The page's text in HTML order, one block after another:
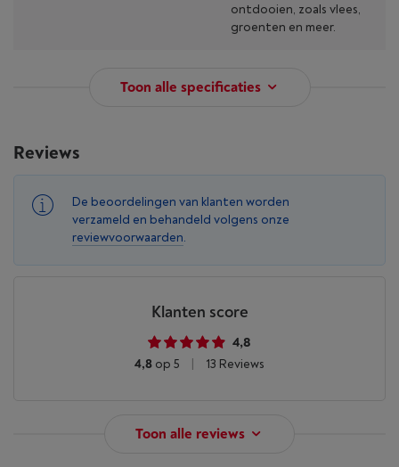
ontdooien, zoals vlees,
groenten en meer.
Toon alle specificaties
Reviews
De beoordelingen van klanten worden
verzameld en behandeld volgens onze
reviewvoorwaarden.
Klanten score
4,8
4,8 op 5 13 Reviews
Toon alle reviews